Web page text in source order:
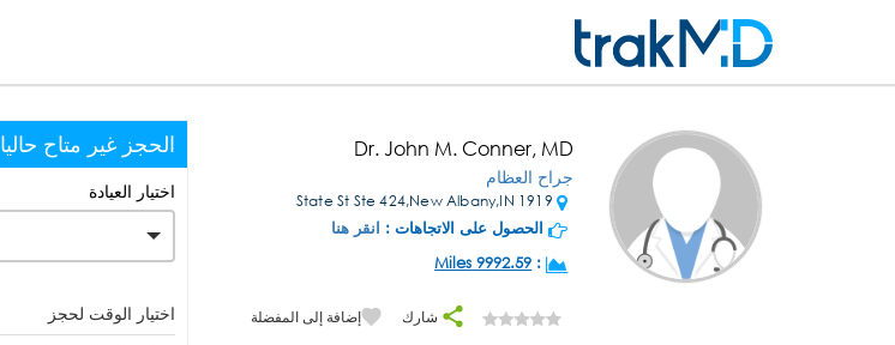
Dr. John M. Conner, MD
جراح العظام
الحصول على الاتجاهات : انقر هنا
:
9992.59 Miles
شارك إضافة إلى المفضلة
الحجز غير متاح حاليا
اختيار العيادة
اختيار الوقت لحجز